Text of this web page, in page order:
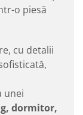
o piesă
cu detalii
unei
dormitor,